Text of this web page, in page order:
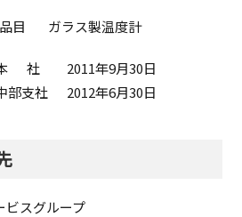
目 ガラス製温度計
社 2011年9月30日
部支社 2012年6月30日
ビスグループ